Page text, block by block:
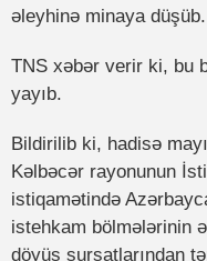
əleyhinə minaya düşüb.
TNS xəbər verir ki, bu
yayıb.
Bildirilib ki, hadisə
Kəlbəcər rayonunun
istiqamətində
istehkam bölmələrinin
döyüş sursatlarından